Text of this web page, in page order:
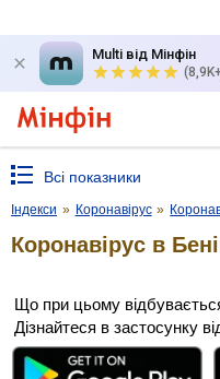
Multi від Мінфін
Всі показники
Індекси » Коронавірус »
Коронавірус в
Що при цьому
Дізнайтеся в застосунку